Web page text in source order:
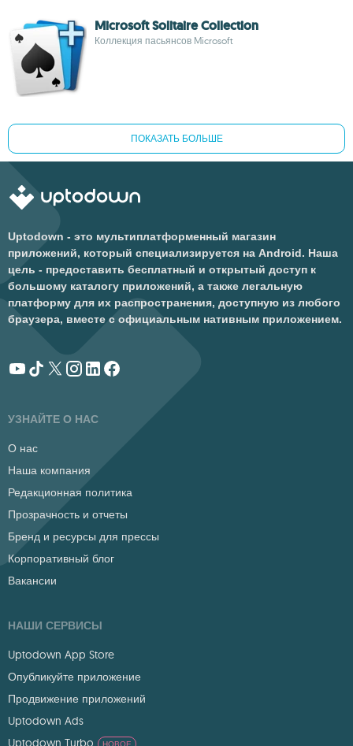
Microsoft Solitaire Collection
Коллекция пасьянсов Microsoft
ПОКАЗАТЬ БОЛЬШЕ
Uptodown - это мультиплатформенный магазин
приложений, который специализируется на Android. Наша
цель - предоставить бесплатный и открытый доступ к
большому каталогу приложений, а также легальную
платформу для их распространения, доступную из любого
браузера, вместе с официальным нативным приложением.
УЗНАЙТЕ О НАС
О нас
Наша компания
Редакционная политика
Прозрачность и отчеты
Бренд и ресурсы для прессы
Корпоративный блог
Вакансии
НАШИ СЕРВИСЫ
Uptodown App Store
Опубликуйте приложение
Продвижение приложений
Uptodown Ads
Uptodown Turbo